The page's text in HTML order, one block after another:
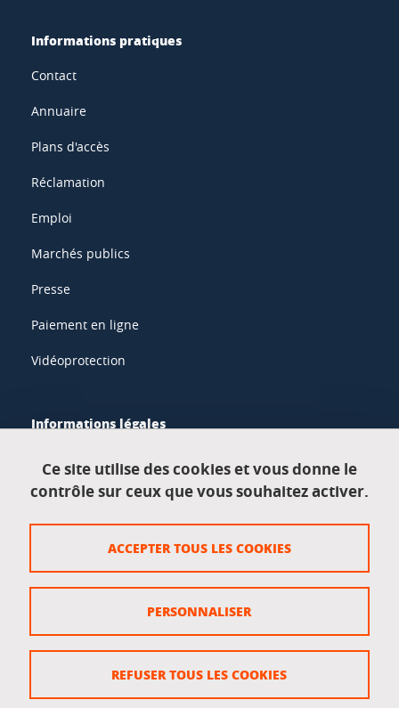
Informations pratiques
Contact
Annuaire
Plans d'accès
Réclamation
Emploi
Marchés publics
Presse
Paiement en ligne
Vidéoprotection
Informations légales
Données personnelles
Crédits
Gestion des cookies
Accessibilité : non conforme
Ce site utilise des cookies et vous donne le
contrôle sur ceux que vous souhaitez activer.
ACCEPTER TOUS LES COOKIES
REFUSER TOUS LES COOKIES
PERSONNALISER